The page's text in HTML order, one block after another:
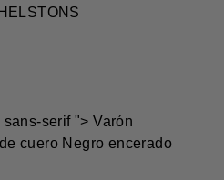
sans-serif ">Varón
cuero Negro encerado